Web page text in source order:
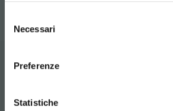
delNecessari
Preferenze
Statistiche
Log in or